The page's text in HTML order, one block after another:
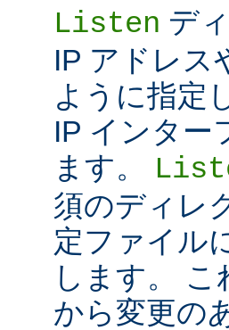
Listen デ
IP アドレス
ように指定
IP インター
ます。
須のディレ
定ファイル
します。
から変更の